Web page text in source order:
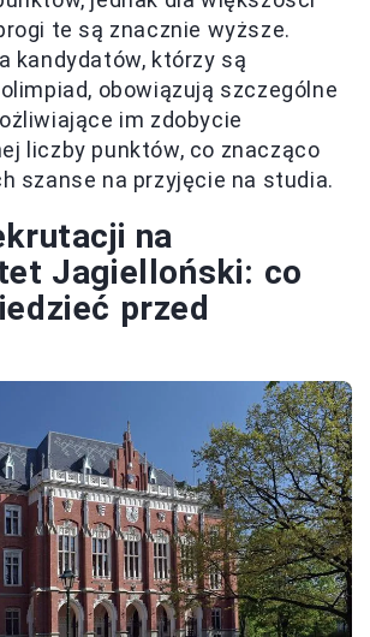
te są znacznie wyższe.
kandydatów, którzy są
obowiązują szczególne
im zdobycie
liczby punktów, co znacząco
szanse na przyjęcie na studia.
na
Jagielloński: co
przed